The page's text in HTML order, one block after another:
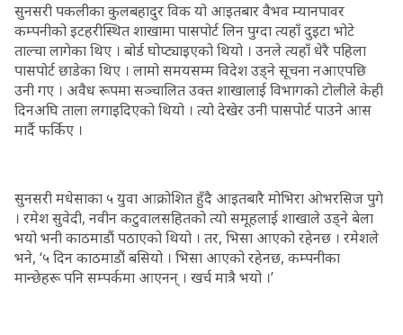
सुनसरी पकलीका कुलबहादुर विक यो आइतबार वैभव म्यानपावर
कम्पनीको इटहरीस्थित शाखामा पासपोर्ट लिन पुग्दा त्यहाँ दुइटा भोटे
ताल्चा लागेका थिए । बोर्ड घोप्ट्याइएको थियो । उनले त्यहाँ धेरै पहिला
पासपोर्ट छाडेका थिए । लामो समयसम्म विदेश उड्ने सूचना नआएपछि
उनी गए । अवैध रूपमा सञ्चालित उक्त शाखालाई विभागको टोलीले केही
दिनअघि ताला लगाइदिएको थियो । त्यो देखेर उनी पासपोर्ट पाउने आस
मार्दै फर्किए ।
सुनसरी मधेसाका ५ युवा आक्रोशित हुँदै आइतबारै मोभिरा ओभरसिज पुगे
। रमेश सुवेदी, नवीन कटुवालसहितको त्यो समूहलाई शाखाले उड्ने बेला
भयो भनी काठमाडौं पठाएको थियो । तर, भिसा आएको रहेनछ । रमेशले
भने, ‘५ दिन काठमाडौं बसियो । भिसा आएको रहेनछ, कम्पनीका
मान्छेहरू पनि सम्पर्कमा आएनन् । खर्च मात्रै भयो ।’